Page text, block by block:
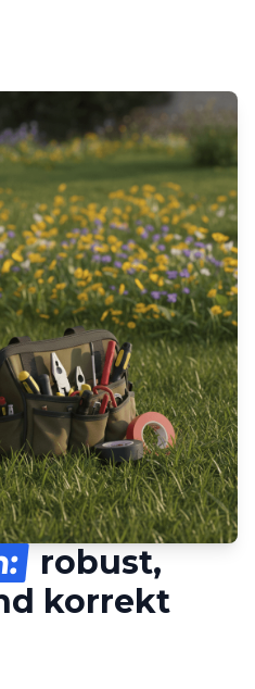
robust,
korrekt